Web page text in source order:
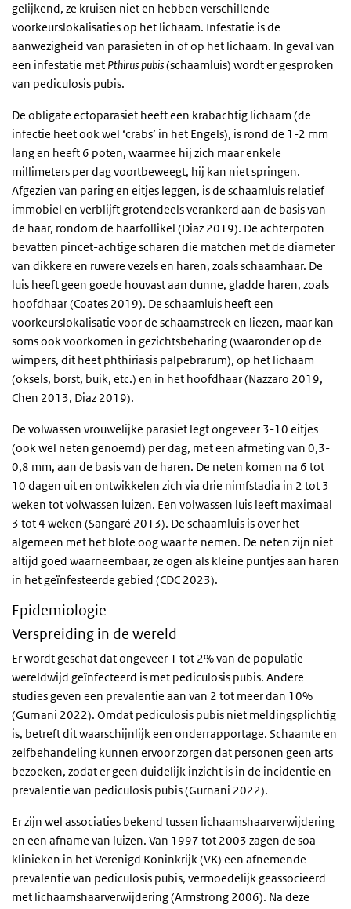
gelijkend, ze kruisen niet en hebben verschillende
voorkeurslokalisaties op het lichaam. Infestatie is de
aanwezigheid van parasieten in of op het lichaam. In geval van
een infestatie met Pthirus pubis(schaamluis) wordt er gesproken
van pediculosis pubis.
De obligate ectoparasiet heeft een krabachtig lichaam (de
infectie heet ook wel ‘crabs’ in het Engels), is rond de 1-2 mm
lang en heeft 6 poten, waarmee hij zich maar enkele
millimeters per dag voortbeweegt, hij kan niet springen.
Afgezien van paring en eitjes leggen, is de schaamluis relatief
immobiel en verblijft grotendeels verankerd aan de basis van
de haar, rondom de haarfollikel (Diaz 2019). De achterpoten
bevatten pincet-achtige scharen die matchen met de diameter
van dikkere en ruwere vezels en haren, zoals schaamhaar. De
luis heeft geen goede houvast aan dunne, gladde haren, zoals
hoofdhaar (Coates 2019). De schaamluis heeft een
voorkeurslokalisatie voor de schaamstreek en liezen, maar kan
soms ook voorkomen in gezichtsbeharing (waaronder op de
wimpers, dit heet phthiriasis palpebrarum), op het lichaam
(oksels, borst, buik, etc.) en in het hoofdhaar (Nazzaro 2019,
Chen 2013, Diaz 2019).
De volwassen vrouwelijke parasiet legt ongeveer 3-10 eitjes
(ook wel neten genoemd) per dag, met een afmeting van 0,3-
0,8 mm, aan de basis van de haren. De neten komen na 6 tot
10 dagen uit en ontwikkelen zich via drie nimfstadia in 2 tot 3
weken tot volwassen luizen. Een volwassen luis leeft maximaal
3 tot 4 weken (Sangaré 2013). De schaamluis is over het
algemeen met het blote oog waar te nemen. De neten zijn niet
altijd goed waarneembaar, ze ogen als kleine puntjes aan haren
in het geïnfesteerde gebied (CDC 2023).
Epidemiologie
Verspreiding in de wereld
Er wordt geschat dat ongeveer 1 tot 2% van de populatie
wereldwijd geïnfecteerd is met pediculosis pubis. Andere
studies geven een prevalentie aan van 2 tot meer dan 10%
(Gurnani 2022). Omdat pediculosis pubis niet meldingsplichtig
is, betreft dit waarschijnlijk een onderrapportage. Schaamte en
zelfbehandeling kunnen ervoor zorgen dat personen geen arts
bezoeken, zodat er geen duidelijk inzicht is in de incidentie en
prevalentie van pediculosis pubis (Gurnani 2022).
Er zijn wel associaties bekend tussen lichaamshaarverwijdering
en een afname van luizen. Van 1997 tot 2003 zagen de soa-
klinieken in het Verenigd Koninkrijk (VK) een afnemende
prevalentie van pediculosis pubis, vermoedelijk geassocieerd
met lichaamshaarverwijdering (Armstrong 2006). Na deze